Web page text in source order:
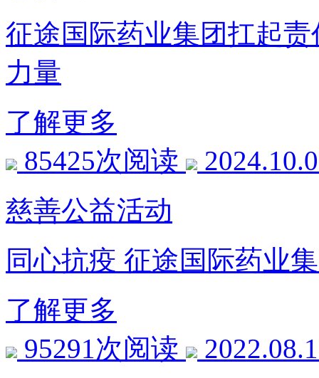
征途国际药业集团扛起
力量
了解更多
85425次阅读
慈善公益活动
同心抗疫 征途国际药业
了解更多
95291次阅读